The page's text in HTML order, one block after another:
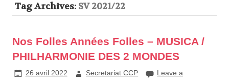
Tag Archives: SV 2021/22
Nos Folles Années Folles – MUSICA /
PHILHARMONIE DES 2 MONDES
26 avril 2022 Secretariat CCP
Leave a